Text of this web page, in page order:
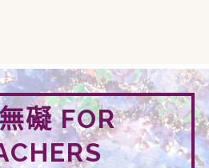
礙 FOR